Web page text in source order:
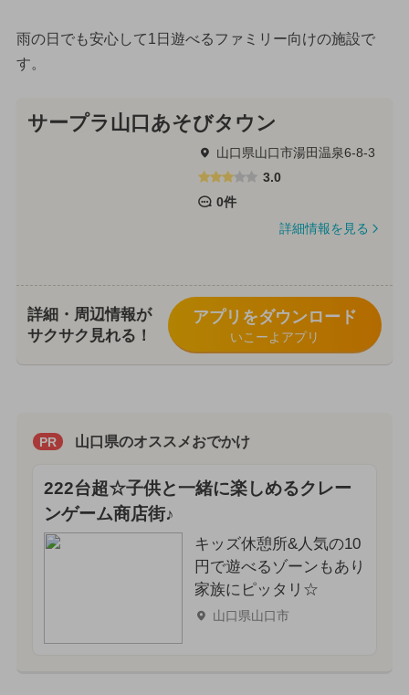
雨の日でも安心して1日遊べるファミリー向けの施設で
す。
サープラ山口あそびタウン
山口県山口市湯田温泉6-8-3
3.0
0件
詳細情報を見る
詳細・周辺情報が
サクサク見れる！
アプリをダウンロード
いこーよアプリ
PR 山口県のオススメおでかけ
222台超☆子供と一緒に楽しめるクレー
ンゲーム商店街♪
キッズ休憩所&人気の10
円で遊べるゾーンもあり
家族にピッタリ☆
山口県山口市